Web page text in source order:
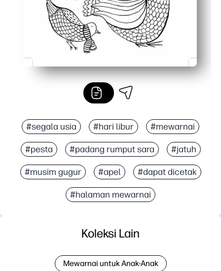
#segala usia #hari libur #mewarnai
#pesta #padang rumput sara #jatuh
#musim gugur #apel #dapat dicetak
#halaman mewarnai
Koleksi Lain
Mewarnai untuk Anak-Anak